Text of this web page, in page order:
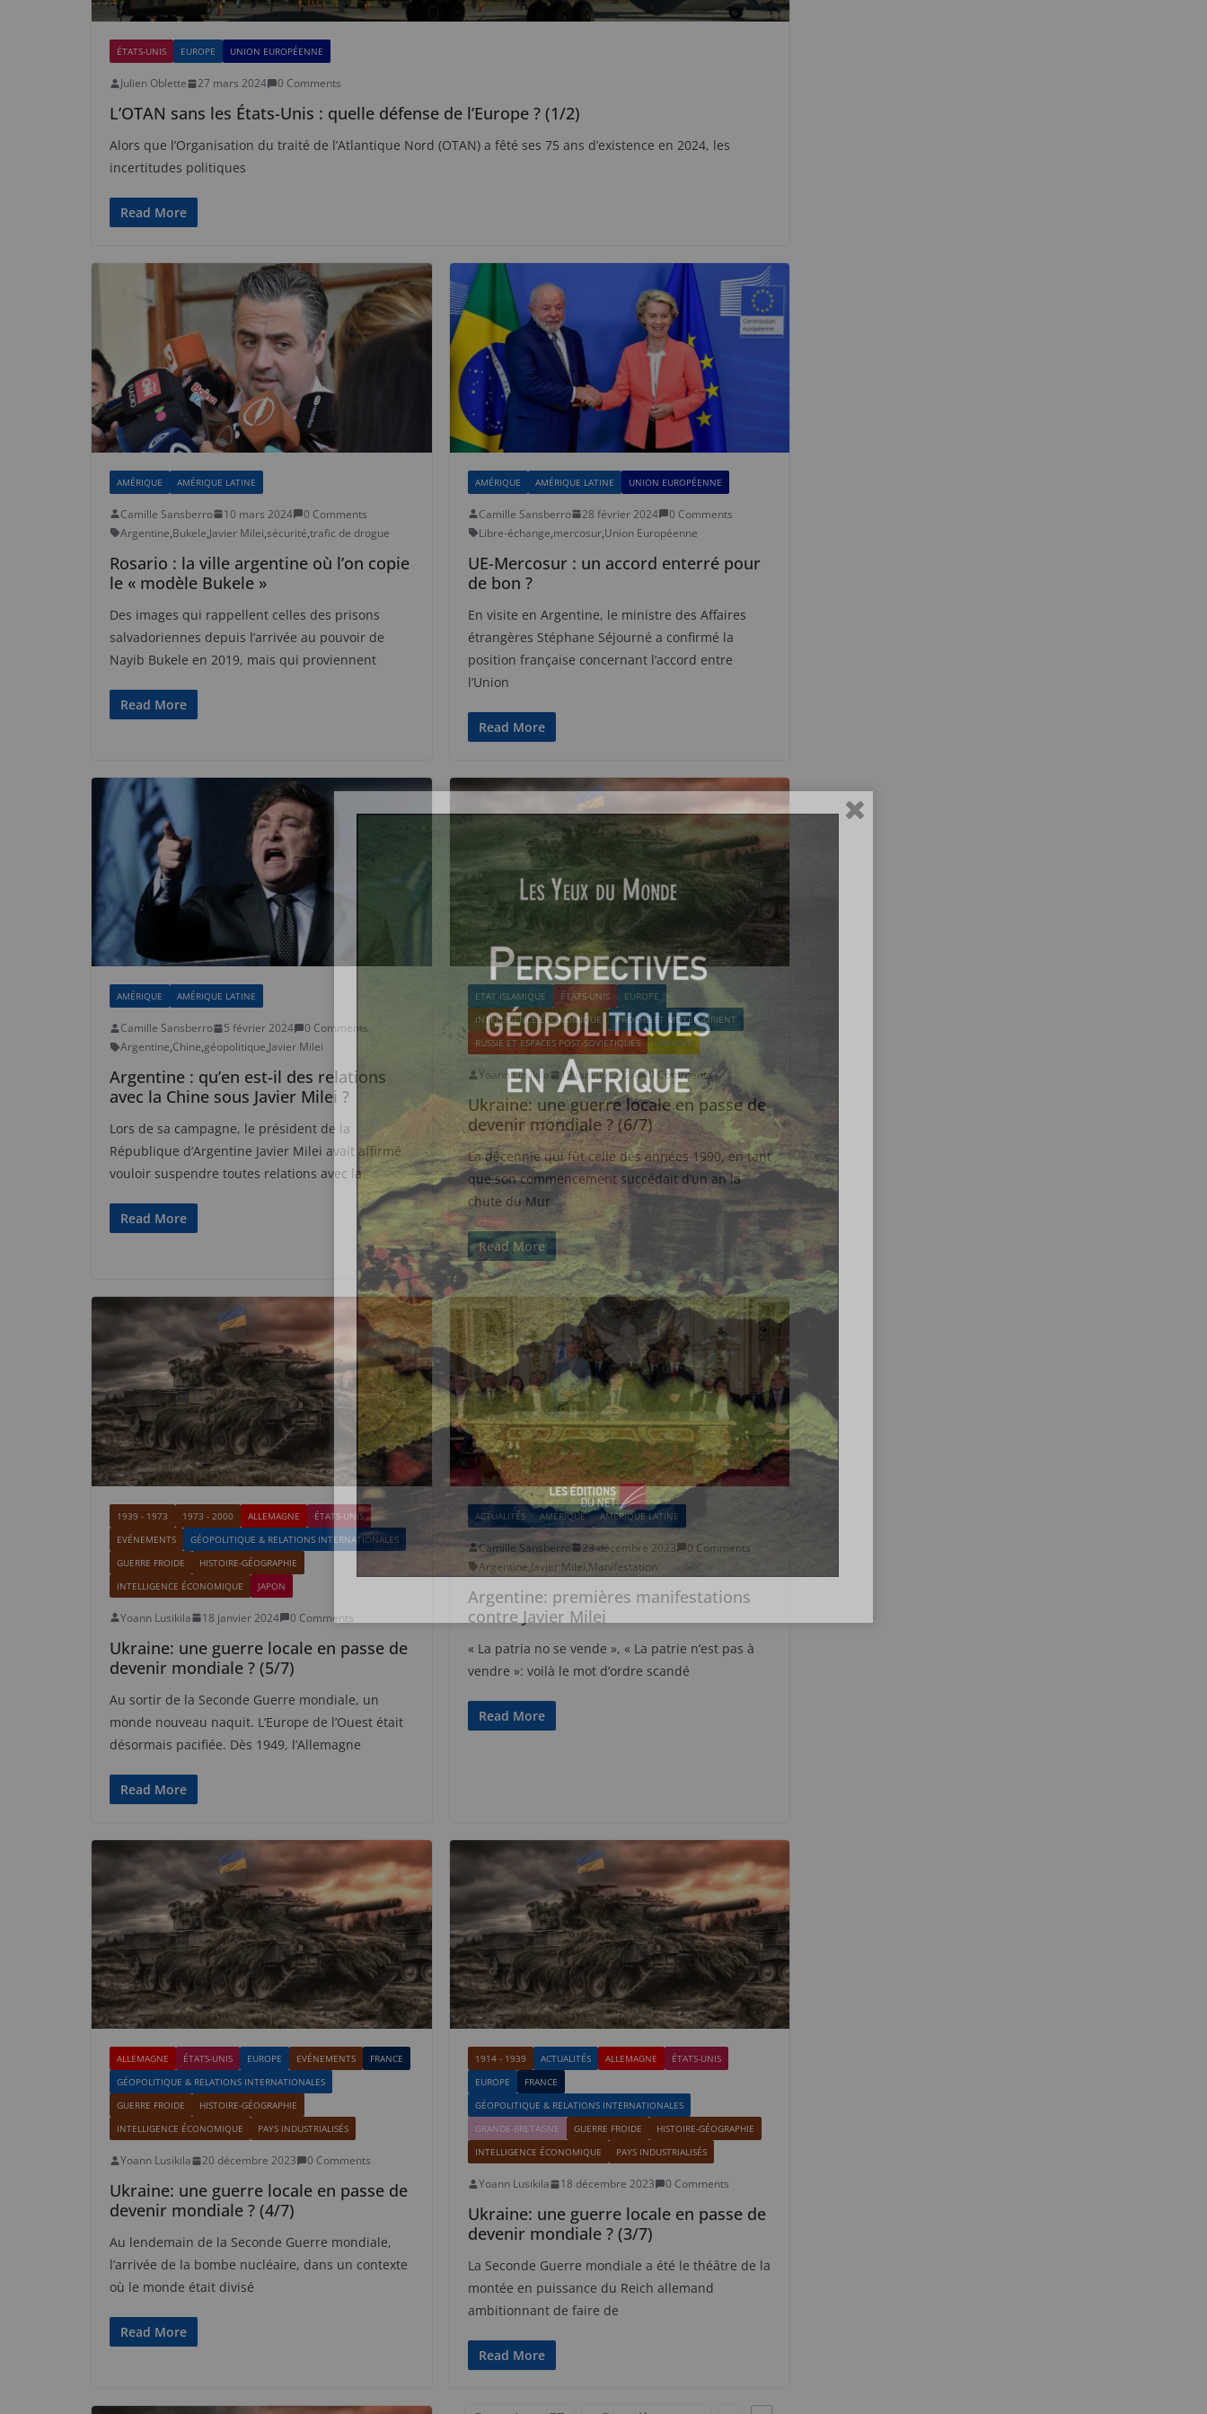
ÉTATS-UNIS EUROPE UNION EUROPÉENNE
Julien Oblette 27 mars 2024 0 Comments
L’OTAN sans les États-Unis : quelle défense de l’Europe ? (1/2)
Alors que l’Organisation du traité de l’Atlantique Nord (OTAN) a fêté ses 75 ans d’existence en 2024, les
incertitudes politiques
Read More
AMÉRIQUE AMÉRIQUE LATINE
Camille Sansberro 10 mars 2024
0 Comments
Argentine,Bukele,Javier Milei,sécurité,trafic de drogue
Rosario : la ville argentine où l’on copie
le « modèle Bukele »
Des images qui rappellent celles des prisons
salvadoriennes depuis l’arrivée au pouvoir de
Nayib Bukele en 2019, mais qui proviennent
Read More
AMÉRIQUE AMÉRIQUE LATINE UNION EUROPÉENNE
Camille Sansberro 28 février 2024
0 Comments
Libre-échange,mercosur,Union Européenne
UE-Mercosur : un accord enterré pour
de bon ?
En visite en Argentine, le ministre des Affaires
étrangères Stéphane Séjourné a confirmé la
position française concernant l’accord entre
l’Union
Read More
AMÉRIQUE AMÉRIQUE LATINE
Camille Sansberro 5 février 2024
0 Comments
Argentine,Chine,géopolitique,Javier Milei
Argentine : qu’en est-il des relations
avec la Chine sous Javier Milei ?
Lors de sa campagne, le président de la
République d’Argentine Javier Milei avait affirmé
vouloir suspendre toutes relations avec la
Read More
ETAT ISLAMIQUE ÉTATS-UNIS
EUROPE
INTELLIGENCE ÉCONOMIQUE
PROCHE ET MOYEN-ORIENT
RUSSIE ET ESPACES POST-SOVIÉTIQUES
UKRAINE
Yoann Lusikila 19 janvier 2024 0 Comments
Ukraine: une guerre locale en passe de
devenir mondiale ? (6/7)
La décennie qui fût celle des années 1990, en tant
que son commencement succédait d’un an la
chute du Mur
Read More
1939 - 1973 1973 - 2000 ALLEMAGNE
ÉTATS-UNIS
EVÉNEMENTS
GÉOPOLITIQUE & RELATIONS INTERNATIONALES
GUERRE FROIDE
HISTOIRE-GÉOGRAPHIE
INTELLIGENCE ÉCONOMIQUE
JAPON
Yoann Lusikila 18 janvier 2024 0 Comments
Ukraine: une guerre locale en passe de
devenir mondiale ? (5/7)
Au sortir de la Seconde Guerre mondiale, un
monde nouveau naquit. L’Europe de l’Ouest était
désormais pacifiée. Dès 1949, l’Allemagne
Read More
ACTUALITÉS AMÉRIQUE AMÉRIQUE LATINE
Camille Sansberro 23 décembre 2023
0 Comments
Argentine,Javier Milei,Manifestation
Argentine: premières manifestations
contre Javier Milei
« La patria no se vende », « La patrie n’est pas à
vendre »: voilà le mot d’ordre scandé
Read More
ALLEMAGNE ÉTATS-UNIS EUROPE EVÉNEMENTS
FRANCE
GÉOPOLITIQUE & RELATIONS INTERNATIONALES
GUERRE FROIDE
HISTOIRE-GÉOGRAPHIE
INTELLIGENCE ÉCONOMIQUE
PAYS INDUSTRIALISÉS
Yoann Lusikila 20 décembre 2023 0 Comments
Ukraine: une guerre locale en passe de
devenir mondiale ? (4/7)
Au lendemain de la Seconde Guerre mondiale,
l’arrivée de la bombe nucléaire, dans un contexte
où le monde était divisé
Read More
1914 - 1939 ACTUALITÉS ALLEMAGNE
ÉTATS-UNIS
EUROPE
FRANCE
GÉOPOLITIQUE & RELATIONS INTERNATIONALES
GRANDE-BRETAGNE
GUERRE FROIDE
HISTOIRE-GÉOGRAPHIE
INTELLIGENCE ÉCONOMIQUE
PAYS INDUSTRIALISÉS
Yoann Lusikila 18 décembre 2023 0 Comments
Ukraine: une guerre locale en passe de
devenir mondiale ? (3/7)
La Seconde Guerre mondiale a été le théâtre de la
montée en puissance du Reich allemand
ambitionnant de faire de
Read More